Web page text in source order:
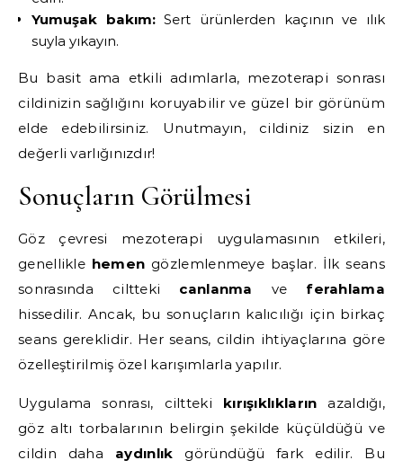
Yumuşak bakım:Sert ürünlerden kaçının ve ılık
suyla yıkayın.
Bu basit ama etkili adımlarla, mezoterapi sonrası
cildinizin sağlığını koruyabilir ve güzel bir görünüm
elde edebilirsiniz. Unutmayın, cildiniz sizin en
değerli varlığınızdır!
Sonuçların Görülmesi
Göz çevresi mezoterapi uygulamasının etkileri,
genellikle hemen gözlemlenmeye başlar. İlk seans
sonrasında ciltteki canlanma ve ferahlama
hissedilir. Ancak, bu sonuçların kalıcılığı için birkaç
seans gereklidir. Her seans, cildin ihtiyaçlarına göre
özelleştirilmiş özel karışımlarla yapılır.
Uygulama sonrası, ciltteki kırışıklıkların azaldığı,
göz altı torbalarının belirgin şekilde küçüldüğü ve
cildin daha aydınlık göründüğü fark edilir. Bu